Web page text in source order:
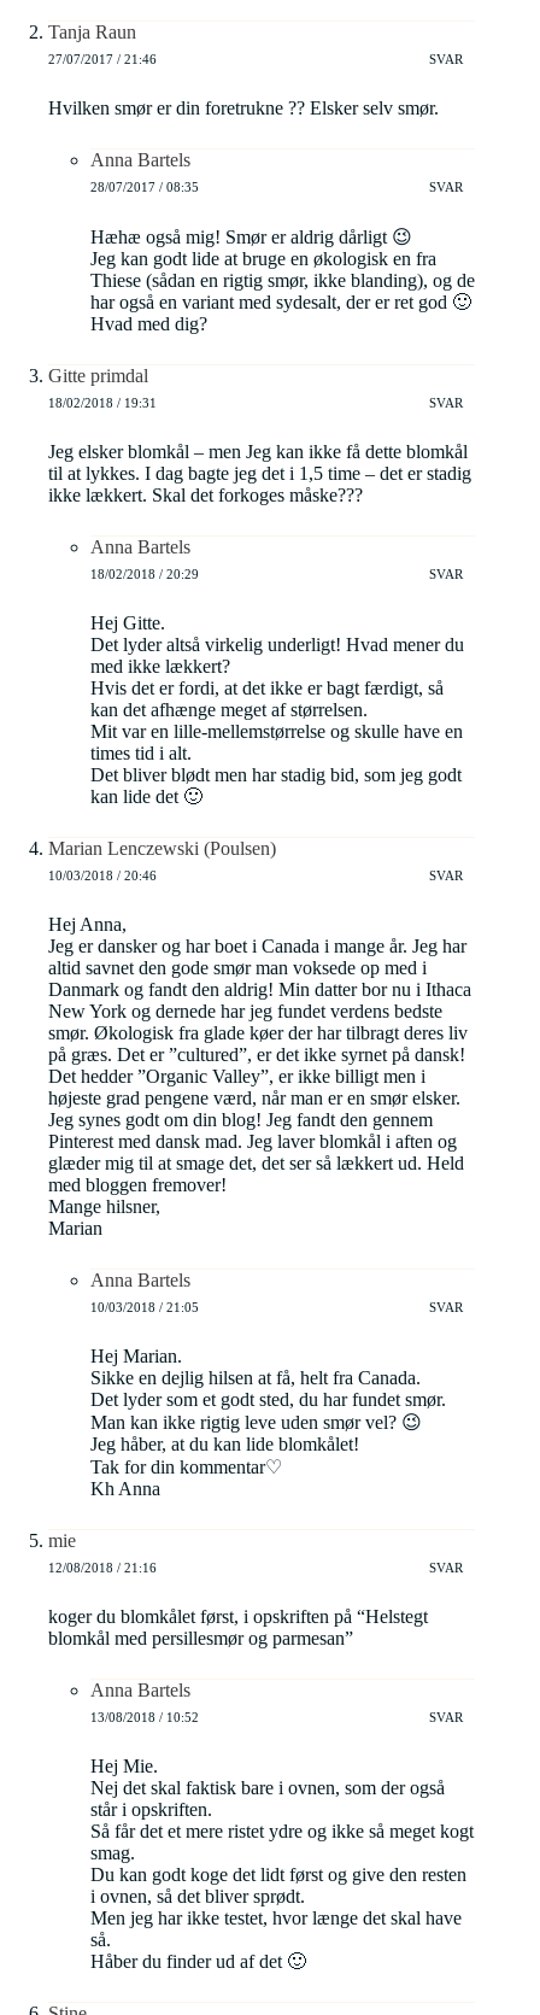
Tanja Raun
27/07/2017 / 21:46 SVAR
Hvilken smør er din foretrukne ?? Elsker selv smør.
Anna Bartels
28/07/2017 / 08:35 SVAR
Hæhæ også mig! Smør er aldrig dårligt 😉
Jeg kan godt lide at bruge en økologisk en fra
Thiese (sådan en rigtig smør, ikke blanding), og de
har også en variant med sydesalt, der er ret god 🙂
Hvad med dig?
Gitte primdal
18/02/2018 / 19:31 SVAR
Jeg elsker blomkål – men Jeg kan ikke få dette blomkål
til at lykkes. I dag bagte jeg det i 1,5 time – det er stadig
ikke lækkert. Skal det forkoges måske???
Anna Bartels
18/02/2018 / 20:29 SVAR
Hej Gitte.
Det lyder altså virkelig underligt! Hvad mener du
med ikke lækkert?
Hvis det er fordi, at det ikke er bagt færdigt, så
kan det afhænge meget af størrelsen.
Mit var en lille-mellemstørrelse og skulle have en
times tid i alt.
Det bliver blødt men har stadig bid, som jeg godt
kan lide det 🙂
Marian Lenczewski (Poulsen)
10/03/2018 / 20:46 SVAR
Hej Anna,
Jeg er dansker og har boet i Canada i mange år. Jeg har
altid savnet den gode smør man voksede op med i
Danmark og fandt den aldrig! Min datter bor nu i Ithaca
New York og dernede har jeg fundet verdens bedste
smør. Økologisk fra glade køer der har tilbragt deres liv
på græs. Det er ”cultured”, er det ikke syrnet på dansk!
Det hedder ”Organic Valley”, er ikke billigt men i
højeste grad pengene værd, når man er en smør elsker.
Jeg synes godt om din blog! Jeg fandt den gennem
Pinterest med dansk mad. Jeg laver blomkål i aften og
glæder mig til at smage det, det ser så lækkert ud. Held
med bloggen fremover!
Mange hilsner,
Marian
Anna Bartels
10/03/2018 / 21:05 SVAR
Hej Marian.
Sikke en dejlig hilsen at få, helt fra Canada.
Det lyder som et godt sted, du har fundet smør.
Man kan ikke rigtig leve uden smør vel? 😉
Jeg håber, at du kan lide blomkålet!
Tak for din kommentar♡
Kh Anna
mie
12/08/2018 / 21:16 SVAR
koger du blomkålet først, i opskriften på “Helstegt
blomkål med persillesmør og parmesan”
Anna Bartels
13/08/2018 / 10:52 SVAR
Hej Mie.
Nej det skal faktisk bare i ovnen, som der også
står i opskriften.
Så får det et mere ristet ydre og ikke så meget kogt
smag.
Du kan godt koge det lidt først og give den resten
i ovnen, så det bliver sprødt.
Men jeg har ikke testet, hvor længe det skal have
så.
Håber du finder ud af det 🙂